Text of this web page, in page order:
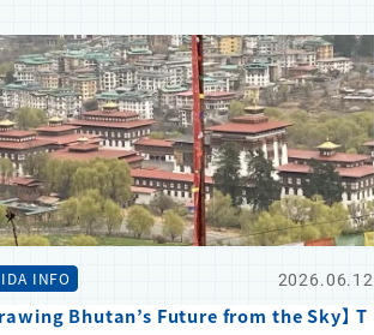
INFO 2026.06.12
Bhutan’s Future from the Sky】 T